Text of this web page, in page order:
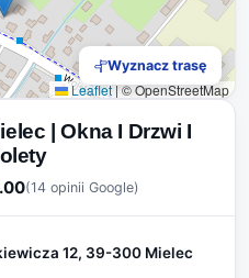
Leaflet|© OpenStreetMap
Wyznacz trasę
| Okna I Drzwi I
(14 opinii Google)
12, 39-300 Mielec